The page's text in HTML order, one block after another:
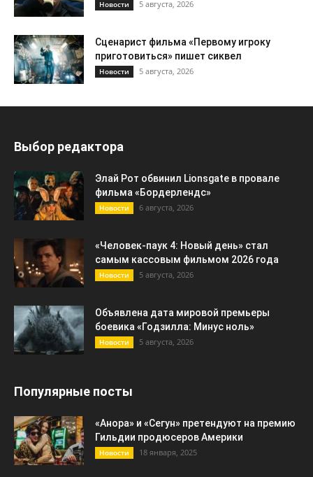
Новости 5 августа, 2026
Сценарист фильма «Первому игроку
приготовиться» пишет сиквел
Новости 5 августа, 2026
Выбор редактора
Элай Рот обвинил Lionsgate в провале
фильма «Бордерлендс»
Новости 6 августа, 2026
«Человек-паук 4: Новый день» стал
самым кассовым фильмом 2026 года
Новости 5 августа, 2026
Объявлена дата мировой премьеры
боевика «Годзилла: Минус ноль»
Новости 5 августа, 2026
Популярные посты
«Анора» и «Сегун» претендуют на премию
Гильдии продюсеров Америки
Новости 18 января, 2025